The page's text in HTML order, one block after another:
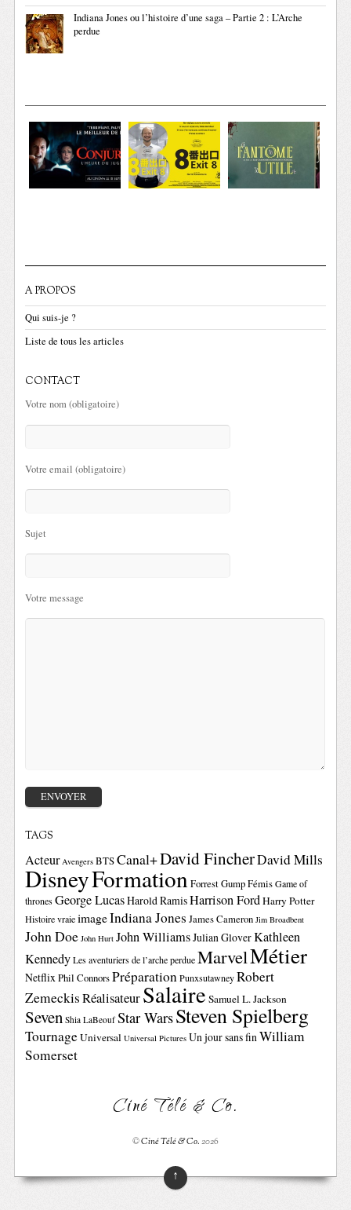
Indiana Jones ou l’histoire d’une saga – Partie 2 : L’Arche
perdue
A PROPOS
Qui suis-je ?
Liste de tous les articles
CONTACT
Votre nom (obligatoire)
Votre email (obligatoire)
Sujet
Votre message
TAGS
Acteur Avengers BTSCanal+David FincherDavid Mills
DisneyFormationForrest GumpFémis Game of
thrones George LucasHarold RamisHarrison FordHarry Potter
Histoire vraie imageIndiana Jones James Cameron Jim Broadbent
John Doe John Hurt John WilliamsJulian GloverKathleen
Kennedy Les aventuriers de l’arche perdue MarvelMétier
NetflixPhil ConnorsPréparation Punxsutawney Robert
ZemeckisRéalisateurSalaire Samuel L. Jackson
Seven Shia LaBeouf Star WarsSteven Spielberg
TournageUniversal Universal Pictures Un jour sans finWilliam
Somerset
Ciné Télé & Co.
©Ciné Télé & Co.2026
↑